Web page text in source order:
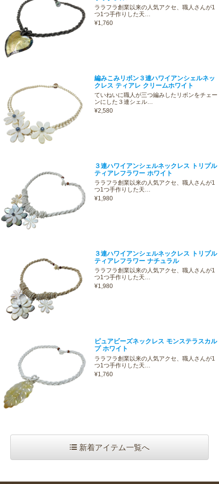
ララフラ創業以来の人気アクセ、職人さんが1
つ1つ手作りした天…
¥1,760
編みこみリボン３連ハワイアンシェルネッ
クレス ティアレ クリームホワイト
ていねいに職人が三つ編みしたリボンをチェー
ンにした３連シェル…
¥2,580
３連ハワイアンシェルネックレス トリプル
ティアレフラワー ホワイト
ララフラ創業以来の人気アクセ、職人さんが1
つ1つ手作りした天…
¥1,980
３連ハワイアンシェルネックレス トリプル
ティアレフラワー ナチュラル
ララフラ創業以来の人気アクセ、職人さんが1
つ1つ手作りした天…
¥1,980
ピュアビーズネックレス モンステラスカル
プ ホワイト
ララフラ創業以来の人気アクセ、職人さんが1
つ1つ手作りした天…
¥1,760
新着アイテム一覧へ